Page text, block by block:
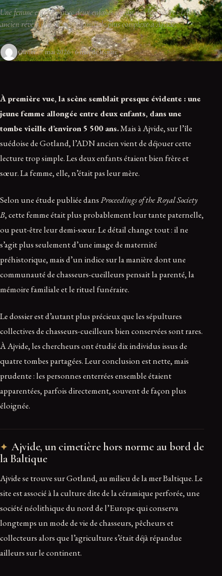
Une femme enterrée avec deux enfants n’était pas leur mère : l’ADN
ancien révèle une mémoire familiale plus complexe à Ajvide.
Olivier 7 mai 2026 6 min de lecture
À première vue, la scène semblait presque évidente : une
jeune femme allongée entre deux enfants, dans une
tombe vieille d’environ 5 500 ans.Mais à Ajvide, sur l’île
suédoise de Gotland, l’ADN ancien vient de déjouer cette
lecture trop simple. Les deux enfants étaient bien frère et
sœur. La femme, elle, n’était pas leur mère.
Selon une étude publiée dansProceedings of the Royal Society
B, cette femme était plus probablement leur tante paternelle,
ou peut-être leur demi-sœur. Le détail change tout : il ne
s’agit plus seulement d’une image de maternité
préhistorique, mais d’un indice sur la manière dont une
communauté de chasseurs-cueilleurs pensait la parenté, la
mémoire familiale et le rituel funéraire.
Le dossier est d’autant plus précieux que les sépultures
collectives de chasseurs-cueilleurs bien conservées sont rares.
À Ajvide, les chercheurs ont étudié dix individus issus de
quatre tombes partagées. Leur conclusion est nette, mais
prudente : les personnes enterrées ensemble étaient
apparentées, parfois directement, souvent de façon plus
éloignée.
Ajvide, un cimetière hors norme au bord de
la Baltique
Ajvide se trouve sur Gotland, au milieu de la mer Baltique. Le
site est associé à la culture dite de la céramique perforée, une
société néolithique du nord de l’Europe qui conserva
longtemps un mode de vie de chasseurs, pêcheurs et
collecteurs alors que l’agriculture s’était déjà répandue
ailleurs sur le continent.